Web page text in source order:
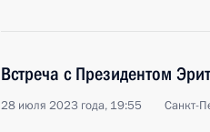
Встреча с Президентом
28 июля 2023 года, 19:55 Санкт-